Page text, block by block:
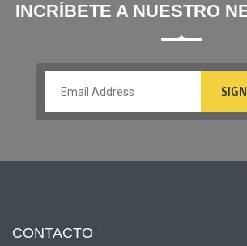
INCRÍBETE A NUESTRO
CONTACTO